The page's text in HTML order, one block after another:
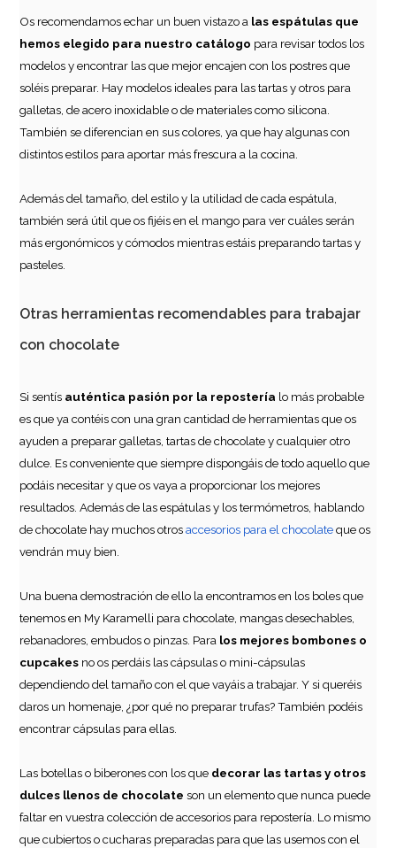
AÑADIR
Caja para Galletas Kraft - 20,2 x 15,7 x 6 cm
1,10€
Os recomendamos echar un buen vistazo a las espátulas que
hemos elegido para nuestro catálogo para revisar todos los
modelos y encontrar las que mejor encajen con los postres que
soléis preparar. Hay modelos ideales para las tartas y otros para
galletas, de acero inoxidable o de materiales como silicona.
También se diferencian en sus colores, ya que hay algunas con
distintos estilos para aportar más frescura a la cocina.
Además del tamaño, del estilo y la utilidad de cada espátula,
también será útil que os fijéis en el mango para ver cuáles serán
más ergonómicos y cómodos mientras estáis preparando tartas y
pasteles.
Otras herramientas recomendables para trabajar
con chocolate
Si sentís auténtica pasión por la repostería lo más probable
es que ya contéis con una gran cantidad de herramientas que os
ayuden a preparar galletas, tartas de chocolate y cualquier otro
dulce. Es conveniente que siempre dispongáis de todo aquello que
podáis necesitar y que os vaya a proporcionar los mejores
resultados. Además de las espátulas y los termómetros, hablando
de chocolate hay muchos otrosaccesorios para el chocolateque os
vendrán muy bien.
Una buena demostración de ello la encontramos en los boles que
tenemos en My Karamelli para chocolate, mangas desechables,
rebanadores, embudos o pinzas. Para los mejores bombones o
cupcakes no os perdáis las cápsulas o mini-cápsulas
dependiendo del tamaño con el que vayáis a trabajar. Y si queréis
daros un homenaje, ¿por qué no preparar trufas? También podéis
encontrar cápsulas para ellas.
Las botellas o biberones con los que decorar las tartas y otros
dulces llenos de chocolate son un elemento que nunca puede
faltar en vuestra colección de accesorios para repostería. Lo mismo
que cubiertos o cucharas preparadas para que las usemos con el